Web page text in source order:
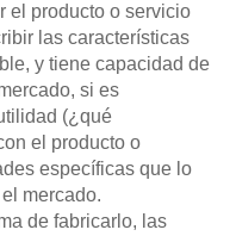
el producto o servicio
las características
y tiene capacidad de
si es
(¿qué
el producto o
específicas que lo
mercado.
de fabricarlo, las